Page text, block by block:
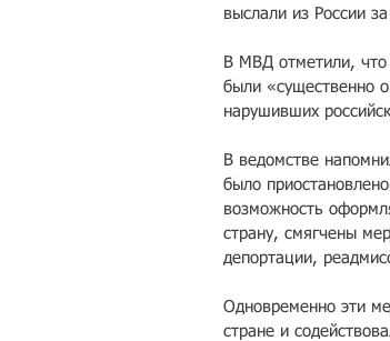
выслали из России
В МВД отметили, что
были «существенно
нарушивших
В ведомстве
было
возможность
страну, смягчены
депортации,
Одновременно эти
стране и